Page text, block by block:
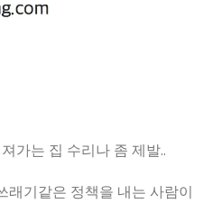
가는 집 수리나 좀 제발..
래기같은 정책을 내는 사람이